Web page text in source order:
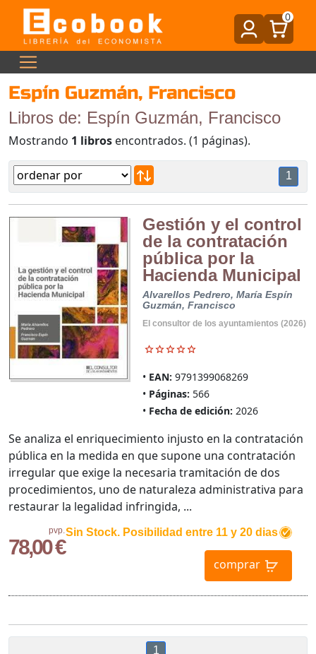
0
Espín Guzmán, Francisco
Libros de: Espín Guzmán, Francisco
Mostrando 1 libros encontrados. (1 páginas).
1
Gestión y el control
de la contratación
pública por la
Hacienda Municipal
Alvarellos Pedrero, María Espín
Guzmán, Francisco
El consultor de los ayuntamientos (2026)
EAN: 9791399068269
Páginas: 566
Fecha de edición: 2026
pvp.
78,00 €
Sin Stock. Posibilidad entre 11 y 20 dias
comprar
Se analiza el enriquecimiento injusto en la contratación
pública en la medida en que supone una contratación
irregular que exige la necesaria tramitación de dos
procedimientos, uno de naturaleza administrativa para
restaurar la legalidad infringida, ...
1